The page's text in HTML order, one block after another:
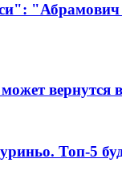
"Абрамович
вернутся
Топ-5